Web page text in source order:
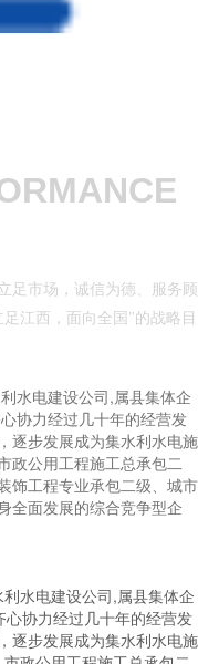
足市场，诚信为德、服务顾
江西，面向全国"的战略目
水电建设公司,属县集体企
协力经过几十年的经营发
逐步发展成为集水利水电施
政公用工程施工总承包二
饰工程专业承包二级、城市
全面发展的综合竞争型企
水电建设公司,属县集体企
协力经过几十年的经营发
逐步发展成为集水利水电施